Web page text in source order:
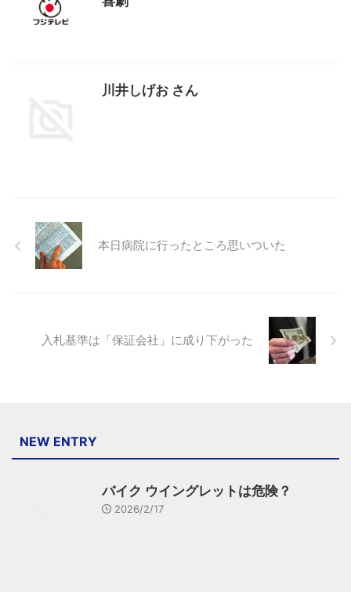
川井しげお さん
本日病院に行ったところ思いついた
入札基準は「保証会社」に成り下がった
NEW ENTRY
バイク ウイングレットは危険？
2026/2/17